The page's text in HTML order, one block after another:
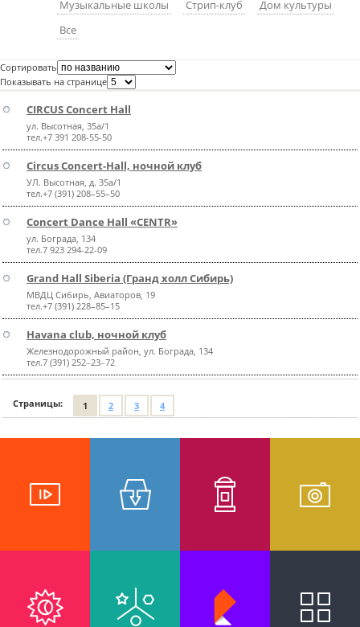
пїЅпїЅпїЅ
пїЅпїЅпїЅ
пїЅпїЅпїЅпїЅпїЅпїЅпїЅпїЅпїЅ
пїЅпїЅпїЅ пїЅпїЅпїЅпїЅпїЅ
пїЅпїЅпїЅ пїЅпїЅпїЅпїЅпїЅпїЅ
пїЅпїЅпїЅпїЅпїЅ
пїЅпїЅпїЅпїЅпїЅпїЅпїЅпїЅпїЅпїЅ
Музыкальные школы
Стрип-клуб
Дом культуры
Все
Сортировать
Показывать на странице
CIRCUS Concert Hall
ул. Высотная, 35а/1
тел.+7 391 208-55-50
Circus Сoncert-Hall, ночной клуб
УЛ. Высотная, д. 35а/1
тел.+7 (391) 208–55–50
Concert Dance Hall «CENTR»
ул. Бограда, 134
тел.7 923 294-22-09
Grand Hall Siberia (Гранд холл Сибирь)
МВДЦ Сибирь, Авиаторов, 19
тел.+7 (391) 228–85–15
Havana club, ночной клуб
Железнодорожный район, ул. Бограда, 134
тел.7 (391) 252‒23‒72
Страницы: 1 2 3 4